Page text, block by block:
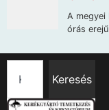
Keresés